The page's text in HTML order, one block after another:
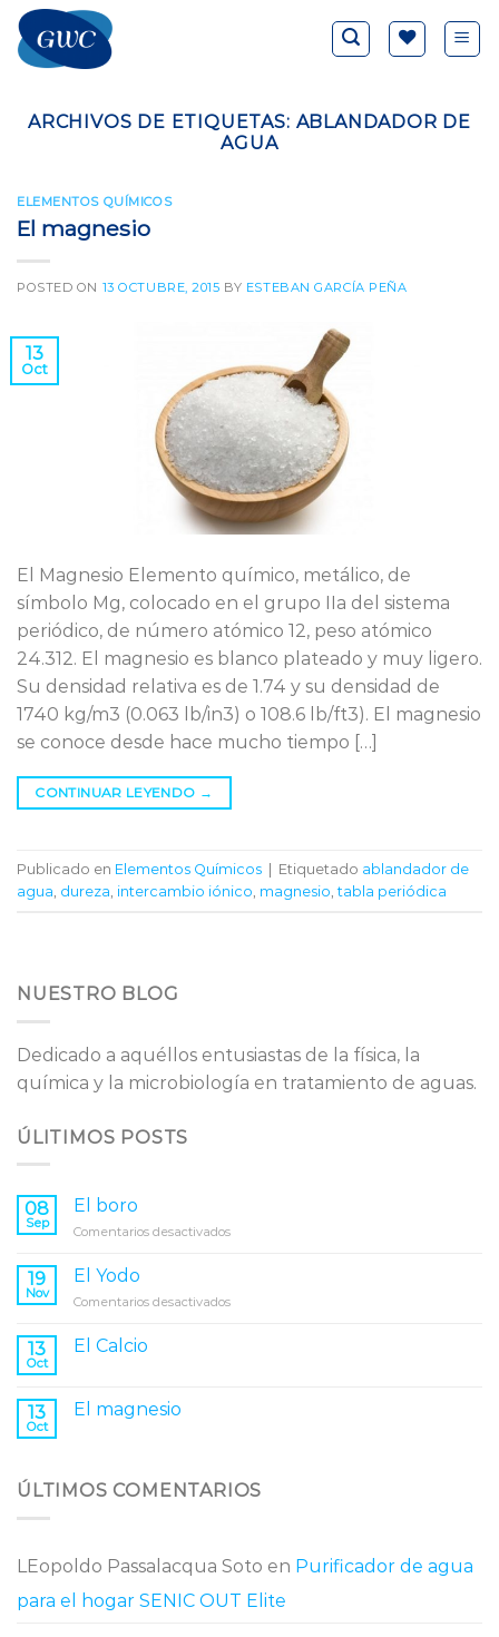
Saltar
contenido
ARCHIVOS DE ETIQUETAS: ABLANDADOR DE
AGUA
ELEMENTOS QUÍMICOS
El magnesio
POSTED ON 13 OCTUBRE, 2015 BY ESTEBAN GARCÍA PEÑA
13
Oct
El Magnesio Elemento químico, metálico, de
símbolo Mg, colocado en el grupo IIa del sistema
periódico, de número atómico 12, peso atómico
24.312. El magnesio es blanco plateado y muy ligero.
Su densidad relativa es de 1.74 y su densidad de
1740 kg/m3 (0.063 lb/in3) o 108.6 lb/ft3). El magnesio
se conoce desde hace mucho tiempo […]
CONTINUAR LEYENDO →
Publicado en Elementos Químicos | Etiquetado ablandador de
agua dureza intercambio iónico magnesio ,tabla periódica
NUESTRO BLOG
Dedicado a aquéllos entusiastas de la física, la
química y la microbiología en tratamiento de aguas.
ÚLITIMOS POSTS
08
Sep
El boro
Comentarios desactivadosen
19
Nov
El Yodo
Comentarios desactivadosen
13
Oct
El Calcio
13
Oct
El magnesio
ÚLTIMOS COMENTARIOS
LEopoldo Passalacqua Soto en Purificador de agua
para el hogar SENIC OUT Elite